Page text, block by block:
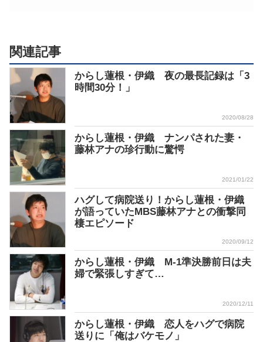
関連記事
からし蓮根・伊織 夜の最長記録は「3
時間30分！」
2020/08/28
からし蓮根・伊織 ナンパされた妻・
藤林アナの珍行動に驚愕
2021/01/22
ハグして病院送り！からし蓮根・伊織
が語っていたMBS藤林アナとの衝撃同
棲エピソード
2020/09/12
からし蓮根・伊織 M-1準決勝前日は夫
婦で緊張しすぎて…
2020/12/11
からし蓮根・伊織 恋人をハグで病院
送りに「俺はバケモノ」